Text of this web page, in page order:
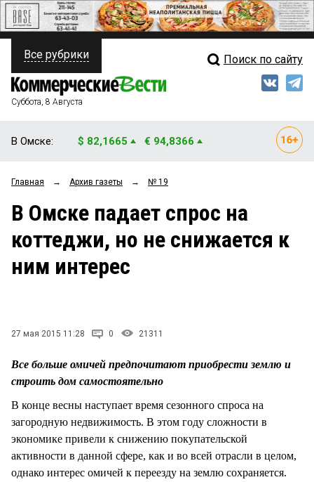
ПОЛИТИКА
ФИНАНСЫ
ОБЩЕСТВО
ЗАКОН
НОВОСТИ КОМПАНИЙ
Свежий выпуск
Рейтинги
Блоги
Все рубрики Поиск по сайту
Суббота, 8 Августа
В Омске: $ 82,1665 € 94,8366
Главная → Архив газеты → № 19
В Омске падает спрос на
коттеджи, но не снижается к
ним интерес
27 мая 2015 11:28 0 21311
Все больше омичей предпочитают приобрести землю и
строить дом самостоятельно
В конце весны наступает время сезонного спроса на
загородную недвижимость. В этом году сложности в
экономике привели к снижению покупательской
активности в данной сфере, как и во всей отрасли в целом,
однако интерес омичей к переезду на землю сохраняется.